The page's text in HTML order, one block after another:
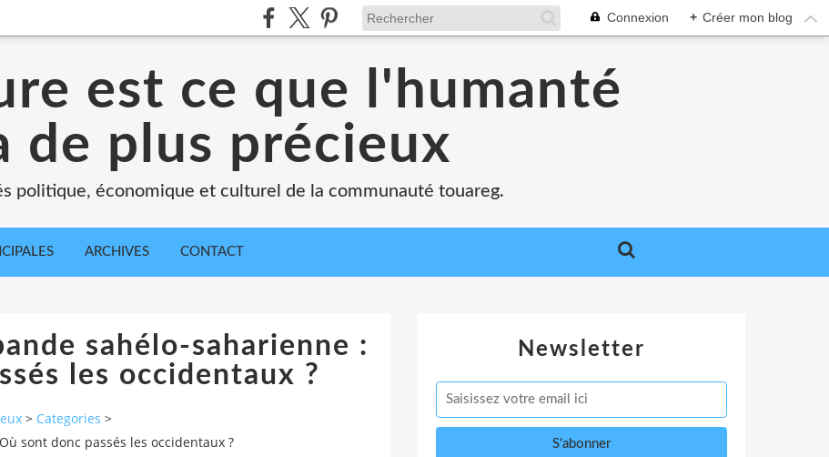
Connexion + Créer mon blog
est ce que l'humanté
de plus précieux
politique, économique et culturel de la communauté touareg.
ARCHIVES CONTACT
sahélo-saharienne :
les occidentaux ?
> Categories >
sont donc passés les occidentaux ?
Newsletter